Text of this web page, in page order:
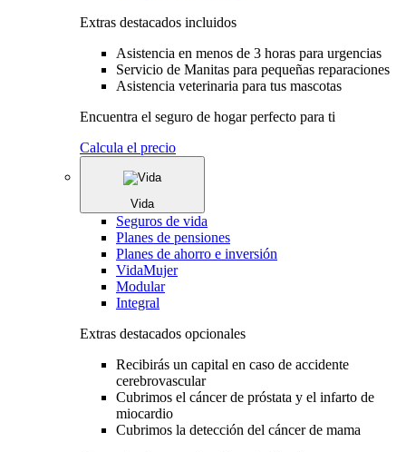
Extras destacados incluidos
Asistencia en menos de 3 horas para urgencias
Servicio de Manitas para pequeñas reparaciones
Asistencia veterinaria para tus mascotas
Encuentra el seguro de hogar perfecto para ti
Calcula el precio
Vida
Seguros de vida
Planes de pensiones
Planes de ahorro e inversión
VidaMujer
Modular
Integral
Extras destacados opcionales
Recibirás un capital en caso de accidente
cerebrovascular
Cubrimos el cáncer de próstata y el infarto de
miocardio
Cubrimos la detección del cáncer de mama